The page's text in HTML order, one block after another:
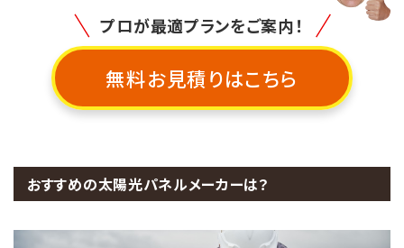
プロが最適プランをご案内！
無料お見積りはこちら
おすすめの太陽光パネルメーカーは？